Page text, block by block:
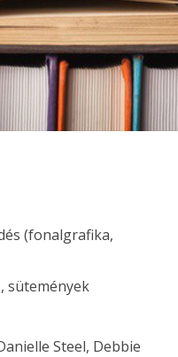
(fonalgrafika,
sütemények
Steel, Debbie